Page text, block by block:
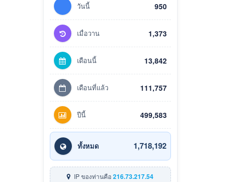
วันนี้ 950
เมื่อวาน 1,373
เดือนนี้ 13,842
เดือนที่แล้ว 111,757
ปีนี้ 499,583
ทั้งหมด 1,718,192
IP ของท่านคือ216.73.217.54